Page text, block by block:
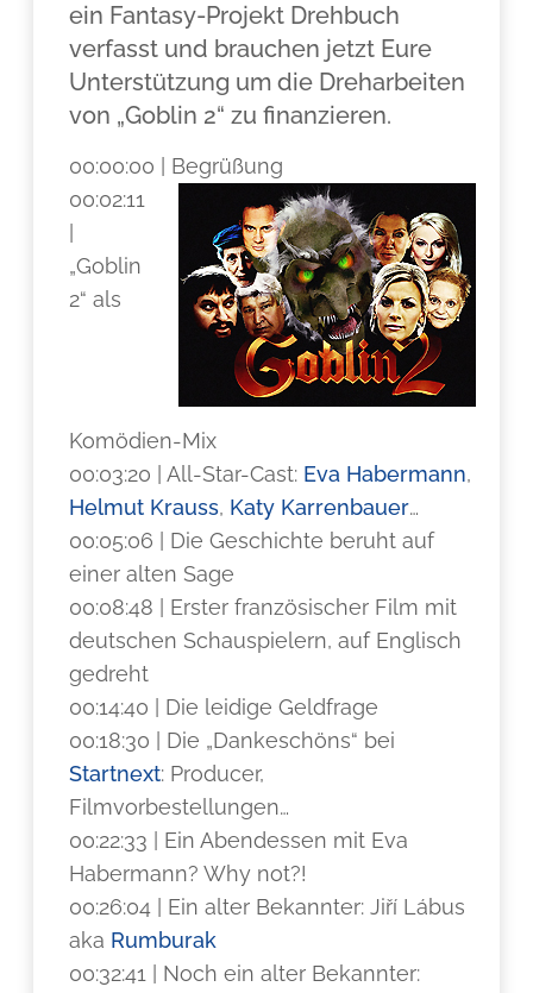
ein Fantasy-Projekt Drehbuch
verfasst und brauchen jetzt Eure
Unterstützung um die Dreharbeiten
von „Goblin 2“ zu finanzieren.
00:00:00 | Begrüßung
00:02:11
„Goblin
2“ als
Komödien-Mix
00:03:20 | All-Star-Cast: Eva Habermann,
Helmut Krauss, Katy Karrenbauer…
00:05:06 | Die Geschichte beruht auf
einer alten Sage
00:08:48 | Erster französischer Film mit
deutschen Schauspielern, auf Englisch
gedreht
00:14:40 | Die leidige Geldfrage
00:18:30 | Die „Dankeschöns“ bei
Startnext: Producer,
Filmvorbestellungen…
00:22:33 | Ein Abendessen mit Eva
Habermann? Why not?!
00:26:04 | Ein alter Bekannter: Jiří Lábus
aka Rumburak
00:32:41 | Noch ein alter Bekannter: